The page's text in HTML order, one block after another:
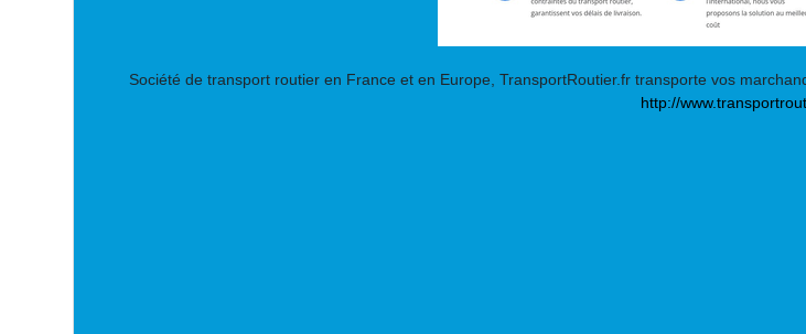
Société de transport routier en France et en Europe, TransportRoutier.fr transporte vos
http://